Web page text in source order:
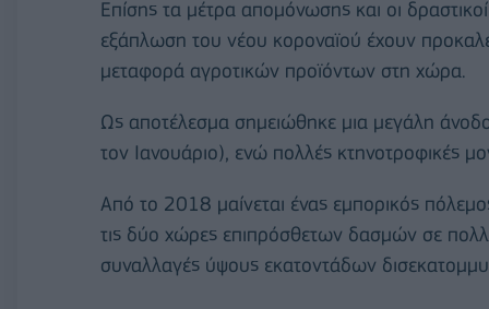
Επίσης τα μέτρα απομόνωσης και οι
εξάπλωση του νέου κοροναϊού έχουν
μεταφορά αγροτικών προϊόντων στη χώρα.
Ως αποτέλεσμα σημειώθηκε μια μεγάλη
τον Ιανουάριο), ενώ πολλές κτηνοτροφικές
Από το 2018 μαίνεται ένας εμπορικός
τις δύο χώρες επιπρόσθετων δασμών σε
συναλλαγές ύψους εκατοντάδων